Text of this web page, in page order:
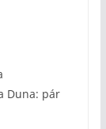
Duna: pár